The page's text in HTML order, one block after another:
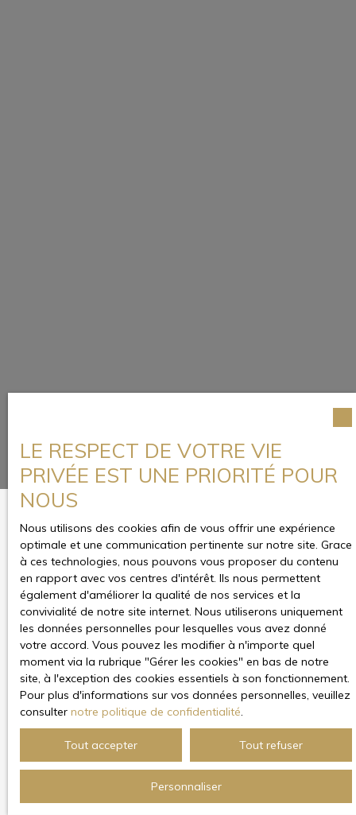
LE RESPECT DE VOTRE VIE
PRIVÉE EST UNE PRIORITÉ POUR
NOUS
Nous utilisons des cookies afin de vous offrir une expérience
optimale et une communication pertinente sur notre site. Grace
à ces technologies, nous pouvons vous proposer du contenu
en rapport avec vos centres d'intérêt. Ils nous permettent
également d'améliorer la qualité de nos services et la
convivialité de notre site internet. Nous utiliserons uniquement
les données personnelles pour lesquelles vous avez donné
votre accord. Vous pouvez les modifier à n'importe quel
moment via la rubrique ″Gérer les cookies″ en bas de notre
site, à l'exception des cookies essentiels à son fonctionnement.
Pour plus d'informations sur vos données personnelles, veuillez
consulter notre politique de confidentialité.
Tout accepter Tout refuser
Personnaliser